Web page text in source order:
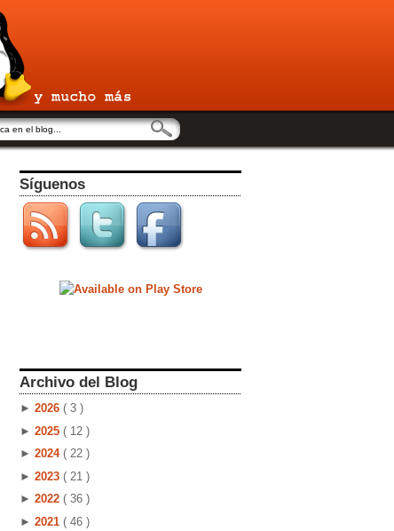
Síguenos
Archivo del Blog
► 2026 ( 3 )
► 2025 ( 12 )
► 2024 ( 22 )
► 2023 ( 21 )
► 2022 ( 36 )
► 2021 ( 46 )